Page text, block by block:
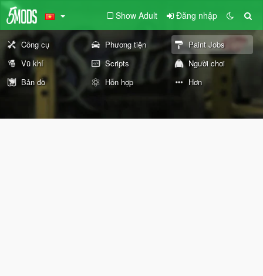
Show Adult Đăng nhập
Công cụ Phương tiện
Paint Jobs
Vũ khí
Scripts
Người chơi
Bản đồ
Hỗn hợp Hơn